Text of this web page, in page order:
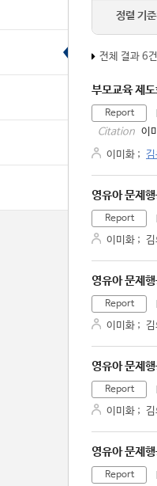
정렬 기
전체 결과 6
부모교육 제
Report
Citation 이
이미화 ; 김
영유아 문제
Report
이미화 ;
영유아 문제
Report
이미화 ;
영유아 문제
Report
이미화 ;
영유아 문제
Report